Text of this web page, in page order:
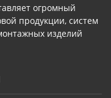
огромный
продукции, систем
изделий